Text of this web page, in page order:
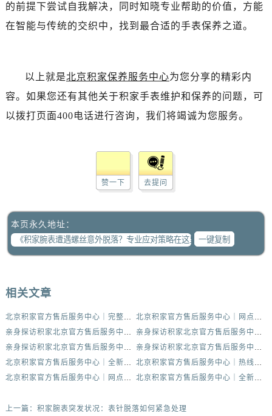
的前提下尝试自我解决，同时知晓专业帮助的价值，方能
在智能与传统的交织中，找到最合适的手表保养之道。
以上就是北京积家保养服务中心为您分享的精彩内
容。如果您还有其他关于积家手表维护和保养的问题，可
以拨打页面400电话进行咨询，我们将竭诚为您服务。
赞一下 去提问
本页永久地址：
一键复制
相关文章
北京积家官方售后服务中心｜完整网点地址与热线权威信息公示（2026年6月最新）
北京积家官方售后服务中心｜网点地址及官方服务电话权威信息公示（2026年6月最新）
亲身探访积家北京官方售后服务中心｜官方电话及服务网点地址（2026年6月最新）
亲身探访积家北京官方售后服务中心｜网点地址与售后热线（2026年6月最新）
亲身探访积家北京官方售后服务中心｜热线电话与网点地址（2026年6月最新）
亲身探访积家北京官方售后服务中心｜全新官方服务电话与地址（2026年6月最新）
北京积家官方售后服务中心｜全新官方服务电话与地址权威信息公示（2026年6月最新）
北京积家官方售后服务中心｜热线电话与网点地址权威信息公示（2026年6月最新）
北京积家官方售后服务中心｜网点地址及热线权威信息公示（2026年6月最新）
北京积家官方售后服务中心｜全新服务热线及门店地址权威信息公示（2026年6月最新）
上一篇： 积家腕表突发状况：表针脱落如何紧急处理